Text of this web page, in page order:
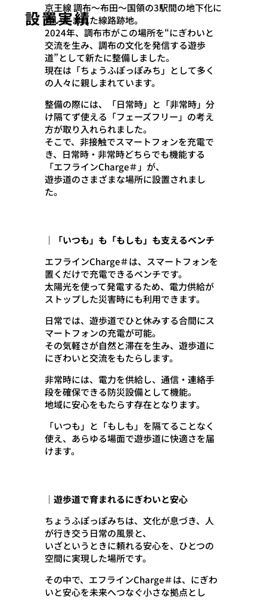
設置実績
京王線 調布〜布田〜国領の3駅間の地下化に
伴い生まれた線路跡地。
2024年、調布市がこの場所を“にぎわいと
交流を生み、調布の文化を発信する遊歩
道”として新たに整備しました。
現在は「ちょうふぽっぽみち」として多く
の人々に親しまれています。
整備の際には、「日常時」と「非常時」分
け隔てず使える「フェーズフリー」の考え
方が取り入れられました。
そこで、非接触でスマートフォンを充電で
き、日常時・非常時どちらでも機能する
「エフラインCharge＃」が、
遊歩道のさまざまな場所に設置されまし
た。
｜「いつも」も「もしも」も支えるベンチ
エフラインCharge＃は、スマートフォンを
置くだけで充電できるベンチです。
太陽光を使って発電するため、電力供給が
ストップした災害時にも利用できます。
日常では、遊歩道でひと休みする合間にス
マートフォンの充電が可能。
その気軽さが自然と滞在を生み、遊歩道に
にぎわいと交流をもたらします。
非常時には、電力を供給し、通信・連絡手
段を確保できる防災設備として機能。
地域に安心をもたらす存在となります。
「いつも」と「もしも」を隔てることなく
使え、あらゆる場面で遊歩道に快適さを届
けます。
｜遊歩道で育まれるにぎわいと安心
ちょうふぽっぽみちは、文化が息づき、人
が行き交う日常の風景と、
いざというときに頼れる安心を、ひとつの
空間に実現した場所です。
その中で、エフラインCharge＃は、にぎわ
いと安心を未来へつなぐ小さな拠点とし